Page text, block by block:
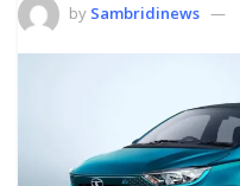
by Sambridinews